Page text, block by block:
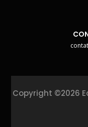
Copyright ©2026